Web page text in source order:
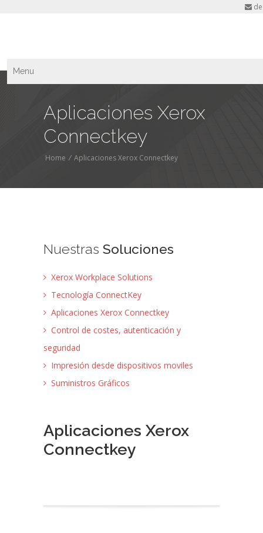
Menu
Aplicaciones Xerox
Connectkey
Home / Aplicaciones Xerox Connectkey
Nuestras Soluciones
Xerox Workplace Solutions
Tecnología ConnectKey
Aplicaciones Xerox Connectkey
Control de costes, autenticación y
seguridad
Impresión desde dispositivos moviles
Suministros Gráficos
Aplicaciones Xerox
Connectkey